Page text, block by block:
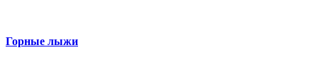
Горные лыжи